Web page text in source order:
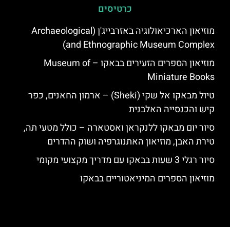
כרטיסים
מוזיאון הארכיאולוגיה באזרבייג'ן (Archaeological
and Ethnographic Museum Complex)
מוזיאון הספרים הזעירים בבאקו – Museum of
Miniature Books
טיול מבאקו אל שקי (Sheki) – ארמון החאנים, כפר
קיש והכנסייה האלבנית
סיור יום מבאקו ללנקראן ואסטארה – כולל מטעי תה,
טירת האבן, מוזיאון האתנוגרפיה ושוק ההדרים
סיור רגלי 3 שעות בבאקו עם מדריך מקצועי מקומי
מוזיאון הספרים המיניאטוריים בבאקו